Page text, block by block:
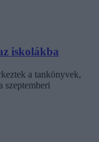
iskolákba
a tankönyvek,
szeptemberi